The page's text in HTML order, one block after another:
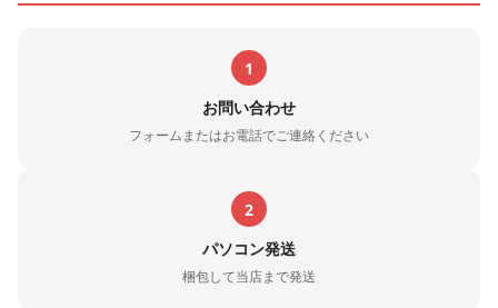
1
お問い合わせ
フォームまたはお電話でご連絡ください
2
パソコン発送
梱包して当店まで発送